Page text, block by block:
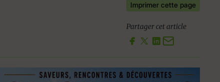
Imprimer cette page
Partager cet article